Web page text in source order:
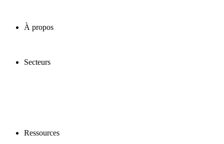
À propos
Secteurs
Ressources